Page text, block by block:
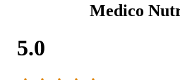
Medico
5.0